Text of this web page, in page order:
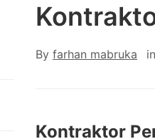
By farhan mabruka
Kontraktor